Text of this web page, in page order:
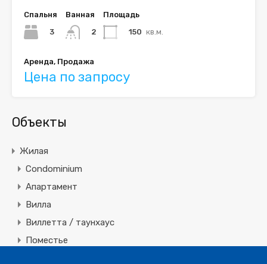
Спальня
3
Ванная
2
Площадь
150 кв.м.
Аренда, Продажа
Цена по запросу
Объекты
Жилая
Condominium
Апартамент
Вилла
Виллетта / таунхаус
Поместье